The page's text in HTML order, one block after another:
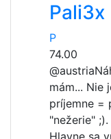
Pali3x
P
74.00
@austria
mám... Nie
príjemne =
"nežerie" ;).
Hlavne sa